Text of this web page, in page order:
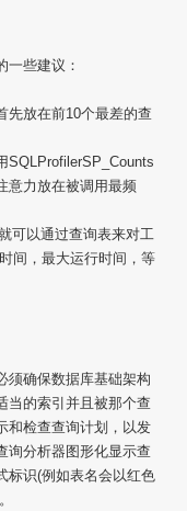
一些建议：
先放在前10个最差的查
SQLProfilerSP_Counts
意力放在被调用最频
可以通过查询表来对工
间，最大运行时间，等
须确保数据库基础架构
当的索引并且被那个查
和检查查询计划，以发
询分析器图形化显示查
标识(例如表名会以红色